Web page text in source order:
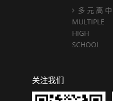
多 元 高 中
MULTIPLE
HIGH
SCHOOL
关注我们